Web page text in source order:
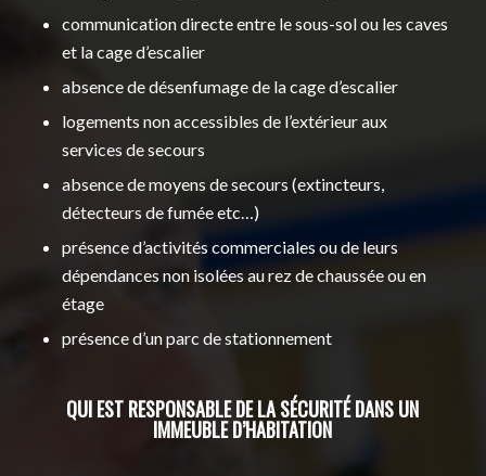
communication directe entre le sous-sol ou les caves
et la cage d’escalier
absence de désenfumage de la cage d’escalier
logements non accessibles de l’extérieur aux
services de secours
absence de moyens de secours (extincteurs,
détecteurs de fumée etc…)
présence d’activités commerciales ou de leurs
dépendances non isolées au rez de chaussée ou en
étage
présence d’un parc de stationnement
QUI EST RESPONSABLE DE LA SÉCURITÉ DANS UN
IMMEUBLE D’HABITATION